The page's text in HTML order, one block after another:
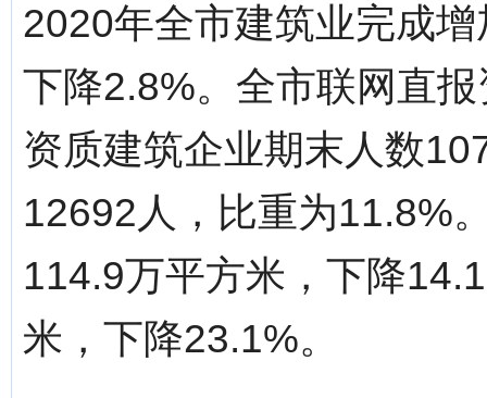
2020年全市建筑业完成
下降2.8%。全市联网直
资质建筑企业期末人数
12692人，比重为11.8%
114.9万平方米，下降
米，下降23.1%。